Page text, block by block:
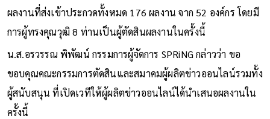
ผลงานที่ส่งเข้าประกวดทั้งหมด 176 ผลงาน จาก 52 องค์กร โดยมี
การผู้ทรงคุณวุฒิ 8 ท่านเป็นผู้ตัดสินผลงานในครั้งนี้
น.ส.อรวรรณ พิพัฒน์ กรรมการผู้จัดการ SPRiNG กล่าวว่า ขอ
ขอบคุณคณะกรรมการตัดสินและสมาคมผู้ผลิตข่าวออนไลน์รวมทั้ง
ผู้สนับสนุน ที่เปิดเวทีให้ผู้ผลิตข่าวออนไลน์ได้นำเสนอผลงานใน
ครั้งนี้